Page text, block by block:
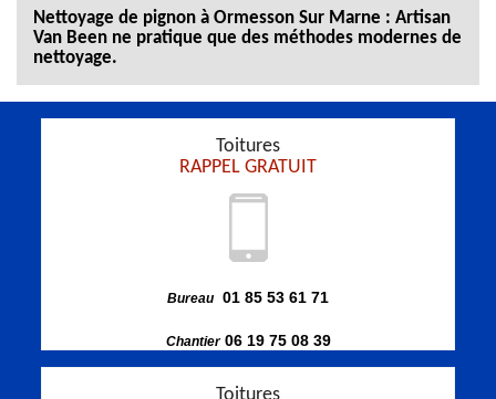
Nettoyage de pignon à Ormesson Sur Marne : Artisan
Van Been ne pratique que des méthodes modernes de
nettoyage.
Toitures
RAPPEL GRATUIT
Bureau 01 85 53 61 71
Chantier06 19 75 08 39